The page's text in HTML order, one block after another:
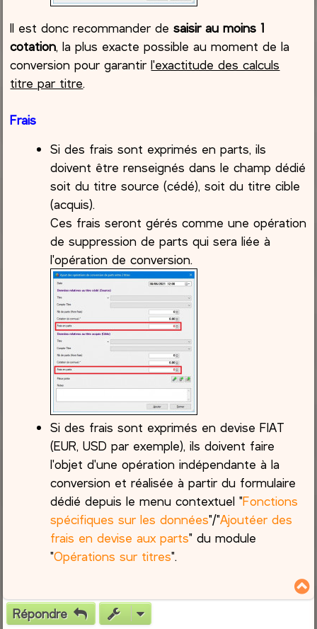
Il est donc recommander desaisir au moins 1
cotation, la plus exacte possible au moment de la
conversion pour garantirl'exactitude des calculs
titre par titre.
Frais
Si des frais sont exprimés en parts, ils
doivent être renseignés dans le champ dédié
soit du titre source (cédé), soit du titre cible
(acquis).
Ces frais seront gérés comme une opération
de suppression de parts qui sera liée à
l'opération de conversion.
Si des frais sont exprimés en devise FIAT
(EUR, USD par exemple), ils doivent faire
l'objet d'une opération indépendante à la
conversion et réalisée à partir du formulaire
dédié depuis le menu contextuel "Fonctions
spécifiques sur les données"/"Ajoutéer des
frais en devise aux parts" du module
"Opérations sur titres".
Répondre